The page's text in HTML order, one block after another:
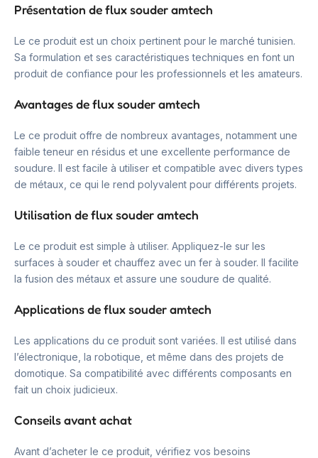
Présentation de flux souder amtech
Le ce produit est un choix pertinent pour le marché tunisien.
Sa formulation et ses caractéristiques techniques en font un
produit de confiance pour les professionnels et les amateurs.
Avantages de flux souder amtech
Le ce produit offre de nombreux avantages, notamment une
faible teneur en résidus et une excellente performance de
soudure. Il est facile à utiliser et compatible avec divers types
de métaux, ce qui le rend polyvalent pour différents projets.
Utilisation de flux souder amtech
Le ce produit est simple à utiliser. Appliquez-le sur les
surfaces à souder et chauffez avec un fer à souder. Il facilite
la fusion des métaux et assure une soudure de qualité.
Applications de flux souder amtech
Les applications du ce produit sont variées. Il est utilisé dans
l’électronique, la robotique, et même dans des projets de
domotique. Sa compatibilité avec différents composants en
fait un choix judicieux.
Conseils avant achat
Avant d’acheter le ce produit, vérifiez vos besoins